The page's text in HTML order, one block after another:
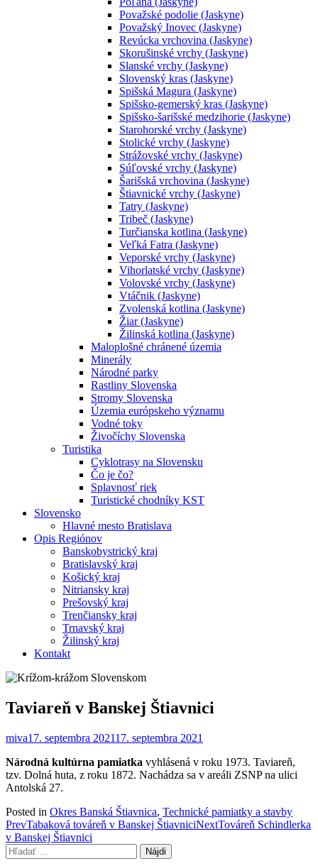
Považské podolie (Jaskyne)
Považský Inovec (Jaskyne)
Revúcka vrchovina (Jaskyne)
Skorušinské vrchy (Jaskyne)
Slanské vrchy (Jaskyne)
Slovenský kras (Jaskyne)
Spišská Magura (Jaskyne)
Spišsko-gemerský kras (Jaskyne)
Spišsko-šarišské medzihorie (Jaskyne)
Starohorské vrchy (Jaskyne)
Stolické vrchy (Jaskyne)
Strážovské vrchy (Jaskyne)
Súľovské vrchy (Jaskyne)
Šarišská vrchovina (Jaskyne)
Štiavnické vrchy (Jaskyne)
Tatry (Jaskyne)
Tribeč (Jaskyne)
Turčianska kotlina (Jaskyne)
Veľká Fatra (Jaskyne)
Veporské vrchy (Jaskyne)
Vihorlatské vrchy (Jaskyne)
Volovské vrchy (Jaskyne)
Vtáčnik (Jaskyne)
Zvolenská kotlina (Jaskyne)
Žiar (Jaskyne)
Žilinská kotlina (Jaskyne)
Maloplošné chránené územia
Minerály
Národné parky
Rastliny Slovenska
Stromy Slovenska
Územia európskeho významu
Vodné toky
Živočíchy Slovenska
Turistika
Cyklotrasy na Slovensku
Čo je čo?
Splavnosť riek
Turistické chodníky KST
Slovensko
Hlavné mesto Bratislava
Opis Regiónov
Banskobystrický kraj
Bratislavský kraj
Košický kraj
Nitriansky kraj
Prešovský kraj
Trenčiansky kraj
Trnavský kraj
Žilinský kraj
Kontakt
Taviareň v Banskej Štiavnici
miva17. septembra 202117. septembra 2021
Národná kultúrna pamiatka vyhlásená v roku 1973. Taviareň,
tzv. Dolná huta, z roku 1872. Nachádza sa v areáli ZSNP na ulici
Antolská 27.
Posted in Okres Banská Štiavnica, Technické pamiatky a stavby
Post
navigation
PrevTabaková továreň v Banskej ŠtiavniciNextTováreň Schindlerka
v Banskej Štiavnici
Hľadať: